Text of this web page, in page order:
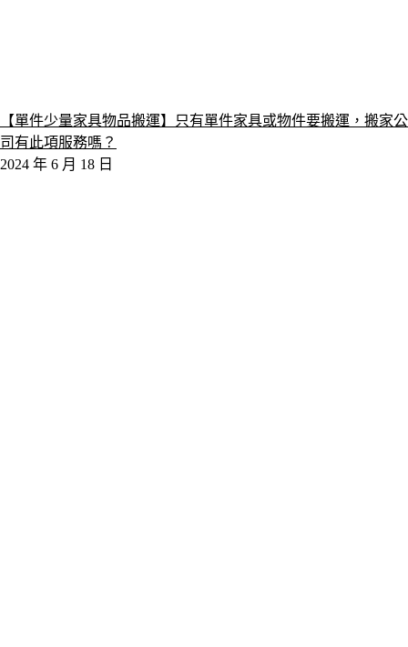
【單件少量家具物品搬運】只有單件家具或物件要搬運，搬家公
司有此項服務嗎？
2024 年 6 月 18 日